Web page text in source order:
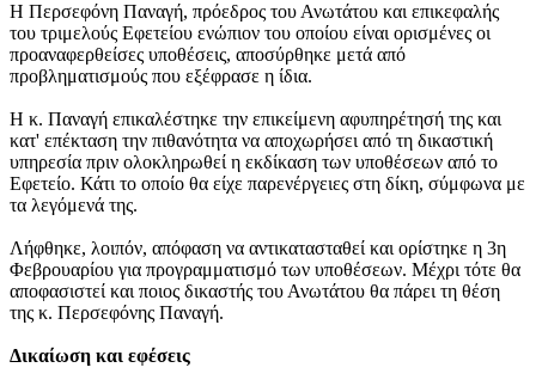
Η Περσεφόνη Παναγή, πρόεδρος του Ανωτάτου και επικεφαλής
του τριμελούς Εφετείου ενώπιον του οποίου είναι ορισμένες οι
προαναφερθείσες υποθέσεις, αποσύρθηκε μετά από
προβληματισμούς που εξέφρασε η ίδια.
Η κ. Παναγή επικαλέστηκε την επικείμενη αφυπηρέτησή της και
κατ' επέκταση την πιθανότητα να αποχωρήσει από τη δικαστική
υπηρεσία πριν ολοκληρωθεί η εκδίκαση των υποθέσεων από το
Εφετείο. Κάτι το οποίο θα είχε παρενέργειες στη δίκη, σύμφωνα με
τα λεγόμενά της.
Λήφθηκε, λοιπόν, απόφαση να αντικατασταθεί και ορίστηκε η 3η
Φεβρουαρίου για προγραμματισμό των υποθέσεων. Μέχρι τότε θα
αποφασιστεί και ποιος δικαστής του Ανωτάτου θα πάρει τη θέση
της κ. Περσεφόνης Παναγή.
Δικαίωση και εφέσεις